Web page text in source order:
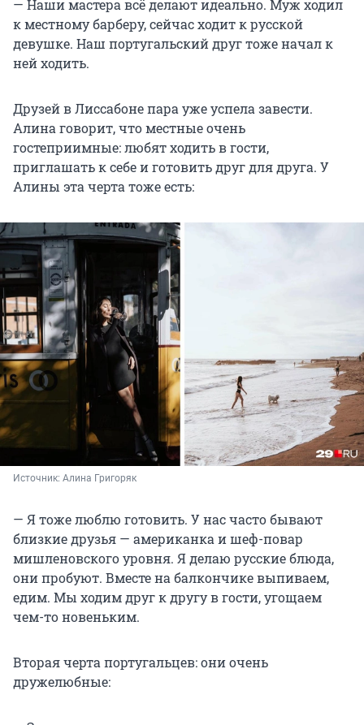
— Наши мастера всё делают идеально. Муж ходил
к местному барберу, сейчас ходит к русской
девушке. Наш португальский друг тоже начал к
ней ходить.
Друзей в Лиссабоне пара уже успела завести.
Алина говорит, что местные очень
гостеприимные: любят ходить в гости,
приглашать к себе и готовить друг для друга. У
Алины эта черта тоже есть:
Источник: Алина Григоряк
— Я тоже люблю готовить. У нас часто бывают
близкие друзья — американка и шеф-повар
мишленовского уровня. Я делаю русские блюда,
они пробуют. Вместе на балкончике выпиваем,
едим. Мы ходим друг к другу в гости, угощаем
чем-то новеньким.
Вторая черта португальцев: они очень
дружелюбные: